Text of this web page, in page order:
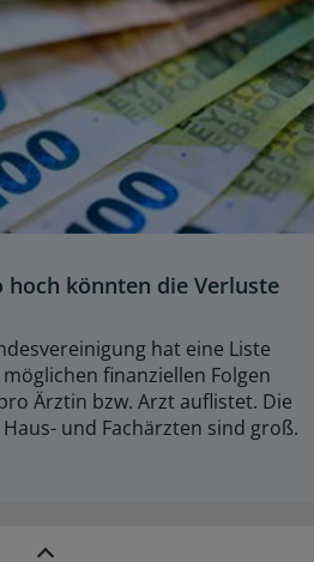
hoch könnten die Verluste
hat eine Liste
finanziellen Folgen
Ärztin bzw. Arzt auflistet. Die
und Fachärzten sind groß.